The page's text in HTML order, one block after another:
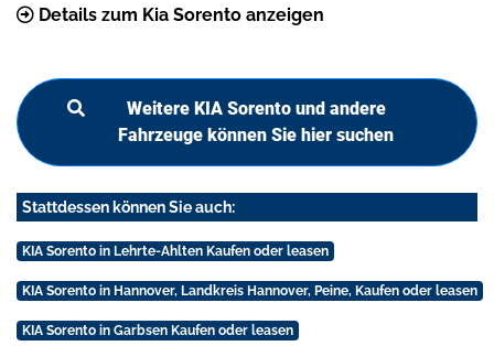
Details zum Kia Sorento anzeigen
Weitere KIA Sorento und andere
Fahrzeuge können Sie hier suchen
Stattdessen können Sie auch:
KIA Sorento in Lehrte-Ahlten Kaufen oder leasen
KIA Sorento in Hannover, Landkreis Hannover, Peine, Kaufen oder leasen
KIA Sorento in Garbsen Kaufen oder leasen